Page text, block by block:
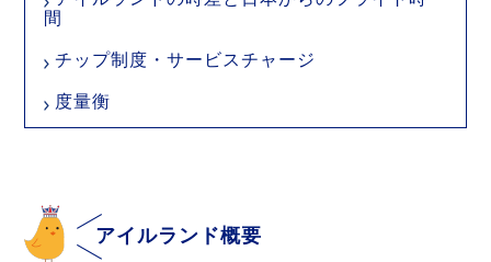
間
チップ制度・サービスチャージ
度量衡
アイルランド概要